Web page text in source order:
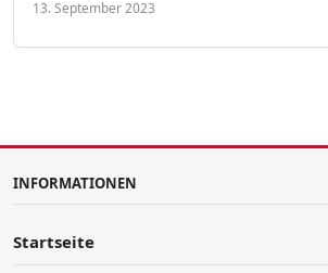
13. September 2023
INFORMATIONEN
Startseite